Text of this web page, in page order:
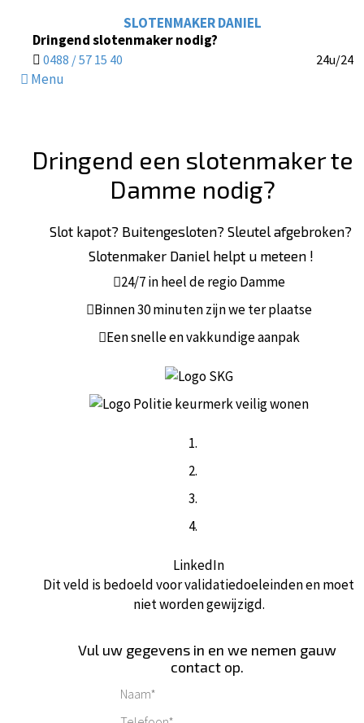
SLOTENMAKER DANIEL
Dringend slotenmaker nodig?
0488 / 57 15 40 24u/24
Menu
Dringend een slotenmaker te
Damme nodig?
Slot kapot? Buitengesloten? Sleutel afgebroken?
Slotenmaker Daniel helpt u meteen !
24/7 in heel de regio Damme
Binnen 30 minuten zijn we ter plaatse
Een snelle en vakkundige aanpak
LinkedIn
Dit veld is bedoeld voor validatiedoeleinden en moet
niet worden gewijzigd.
Vul uw gegevens in en we nemen gauw
contact op.